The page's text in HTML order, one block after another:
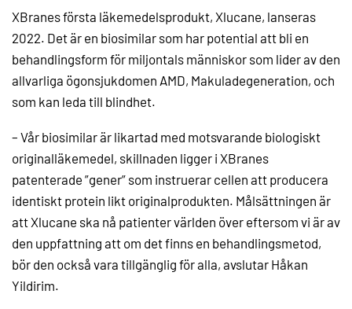
XBranes första läkemedelsprodukt, Xlucane, lanseras
2022. Det är en biosimilar som har potential att bli en
behandlingsform för miljontals människor som lider av den
allvarliga ögonsjukdomen AMD, Makuladegeneration, och
som kan leda till blindhet.
– Vår biosimilar är likartad med motsvarande biologiskt
originalläkemedel, skillnaden ligger i XBranes
patenterade ”gener” som instruerar cellen att producera
identiskt protein likt originalprodukten. Målsättningen är
att Xlucane ska nå patienter världen över eftersom vi är av
den uppfattning att om det finns en behandlingsmetod,
bör den också vara tillgänglig för alla, avslutar Håkan
Yildirim.